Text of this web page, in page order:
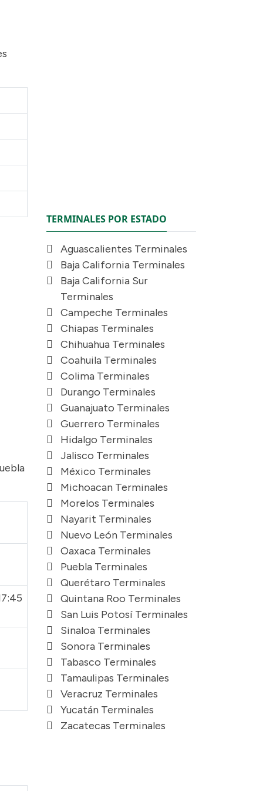
TERMINALES POR ESTADO
Aguascalientes Terminales
Baja California Terminales
Baja California Sur
Terminales
Campeche Terminales
Chiapas Terminales
Chihuahua Terminales
Coahuila Terminales
Colima Terminales
Durango Terminales
Guanajuato Terminales
Guerrero Terminales
Hidalgo Terminales
Jalisco Terminales
México Terminales
Michoacan Terminales
Morelos Terminales
Nayarit Terminales
Nuevo León Terminales
Oaxaca Terminales
Puebla Terminales
Querétaro Terminales
Quintana Roo Terminales
San Luis Potosí Terminales
Sinaloa Terminales
Sonora Terminales
Tabasco Terminales
Tamaulipas Terminales
Veracruz Terminales
Yucatán Terminales
Zacatecas Terminales